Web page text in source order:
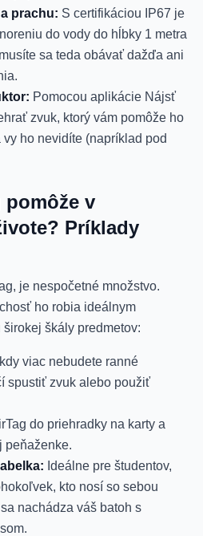
prachu: S certifikáciou IP67 je
do vody do hĺbky 1 metra
sa teda obávať dažďa ani
Pomocou aplikácie Nájsť
zvuk, ktorý vám pomôže ho
ho nevidíte (napríklad pod
pomôže v
Príklady
je nespočetné množstvo.
ho robia ideálnym
škály predmetov:
viac nebudete ranné
spustiť zvuk alebo použiť
do priehradky na karty a
peňaženke.
Ideálne pre študentov,
kto nosí so sebou
nachádza váš batoh s